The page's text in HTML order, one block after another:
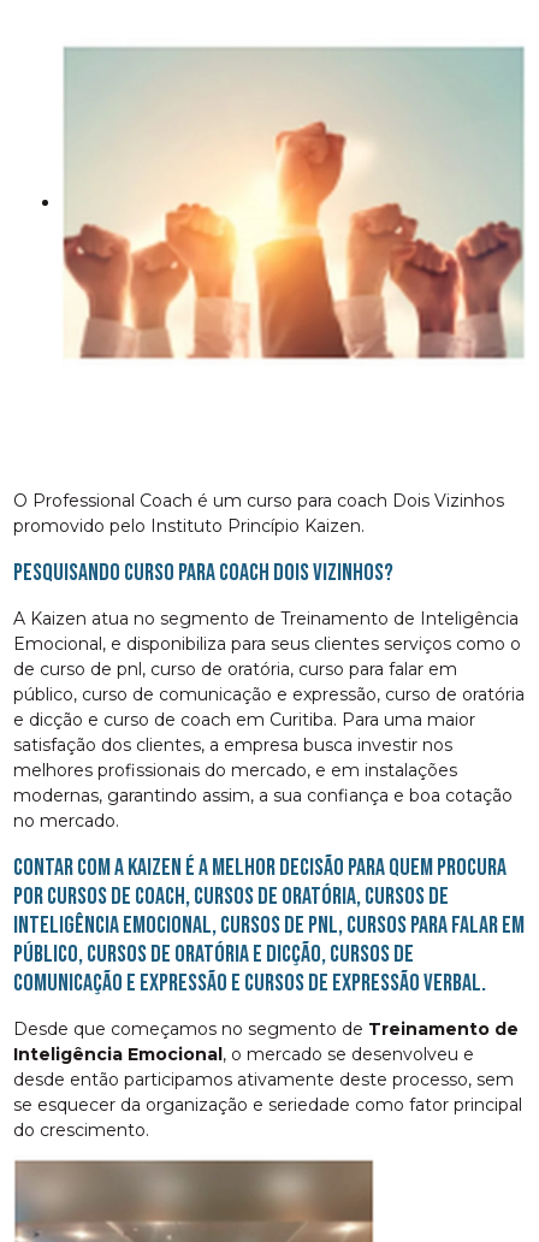
O Professional Coach é um curso para coach Dois Vizinhos
promovido pelo Instituto Princípio Kaizen.
Pesquisando curso para coach Dois Vizinhos?
A Kaizen atua no segmento de Treinamento de Inteligência
Emocional, e disponibiliza para seus clientes serviços como o
de curso de pnl, curso de oratória, curso para falar em
público, curso de comunicação e expressão, curso de oratória
e dicção e curso de coach em Curitiba. Para uma maior
satisfação dos clientes, a empresa busca investir nos
melhores profissionais do mercado, e em instalações
modernas, garantindo assim, a sua confiança e boa cotação
no mercado.
Contar com a Kaizen é a melhor decisão para quem procura
por cursos de coach, cursos de oratória, cursos de
inteligência emocional, cursos de pnl, cursos para falar em
público, cursos de oratória e dicção, cursos de
comunicação e expressão e cursos de expressão verbal.
Desde que começamos no segmento de Treinamento de
Inteligência Emocional , o mercado se desenvolveu e
desde então participamos ativamente deste processo, sem
se esquecer da organização e seriedade como fator principal
do crescimento.